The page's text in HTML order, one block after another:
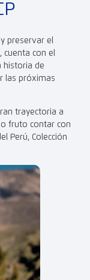
preservar el
cuenta con el
historia de
las próximas
trayectoria a
fruto contar con
Perú, Colección